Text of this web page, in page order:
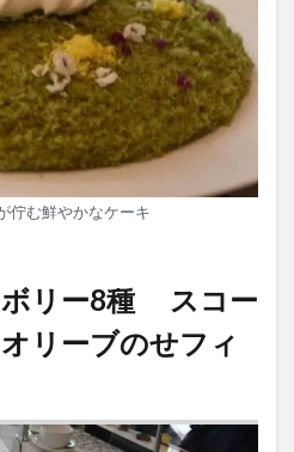
佇む鮮やかなケーキ
ボリー8種 スコー
リーブのせフィ